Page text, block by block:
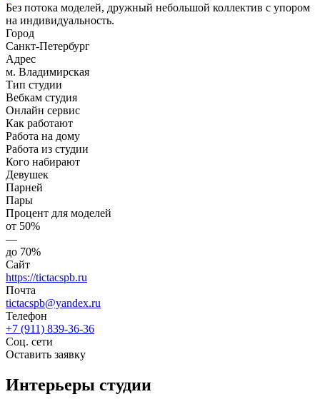
Без потока моделей, дружный небольшой коллектив с упором
на индивидуальность.
Город
Санкт-Петербург
Адрес
м. Владимирская
Тип студии
Вебкам студия
Онлайн сервис
Как работают
Работа на дому
Работа из студии
Кого набирают
Девушек
Парней
Пары
Процент для моделей
от 50%
—
до 70%
Сайт
https://tictacspb.ru
Почта
tictacspb@yandex.ru
Телефон
+7 (911) 839-36-36
Соц. сети
Оставить заявку
Интерьеры студии